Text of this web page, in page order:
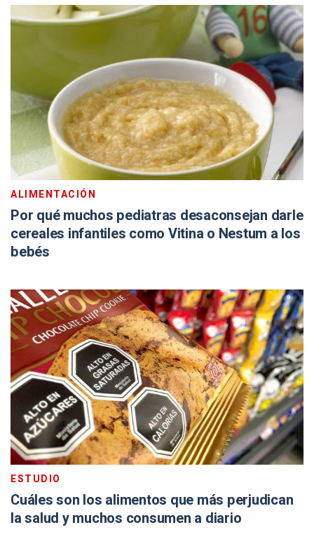
ALIMENTACIÓN
Por qué muchos pediatras desaconsejan darle
cereales infantiles como Vitina o Nestum a los
bebés
ESTUDIO
Cuáles son los alimentos que más perjudican
la salud y muchos consumen a diario